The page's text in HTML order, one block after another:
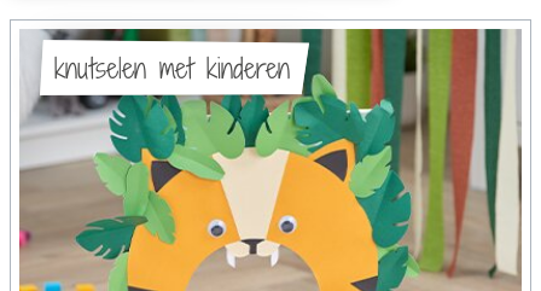
knutselen met kinderen